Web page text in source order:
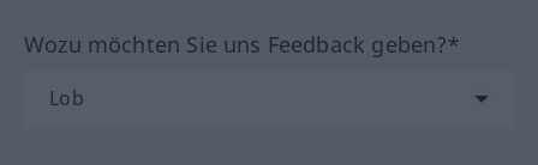
Wozu möchten Sie uns Feedback geben?*